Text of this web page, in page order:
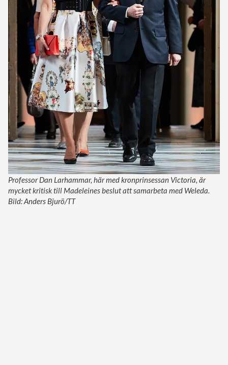
Professor Dan Larhammar, här med kronprinsessan Victoria, är
mycket kritisk till Madeleines beslut att samarbeta med Weleda.
Bild: Anders Bjurö/TT